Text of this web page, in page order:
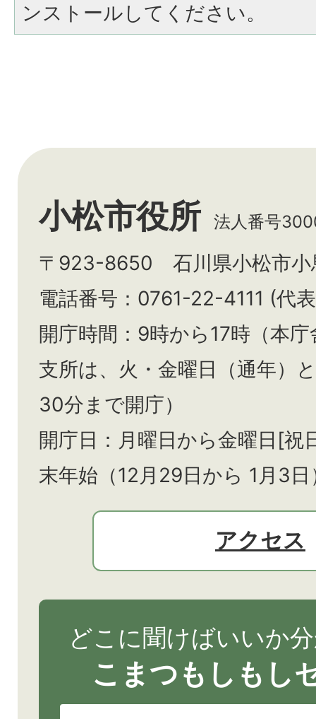
ンストールしてください。
小松市役所 法人番号
〒923-8650 石川県小松市小
電話番号：0761-22-4111 (代
開庁時間：9時から17時（本
支所は、火・金曜日（通年）と
30分まで開庁）
開庁日：月曜日から金曜日[祝
末年始（12月29日から 1月3
アクセス
どこに聞けばいいか
こまつもしもし